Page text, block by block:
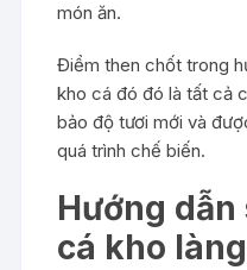
món ăn.
Điểm then chốt trong
kho cá đó đó là tất cả
bảo độ tươi mới và
quá trình chế biến.
Hướng
cá kho